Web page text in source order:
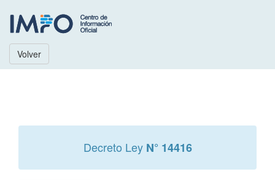
Volver
Decreto Ley N° 14416